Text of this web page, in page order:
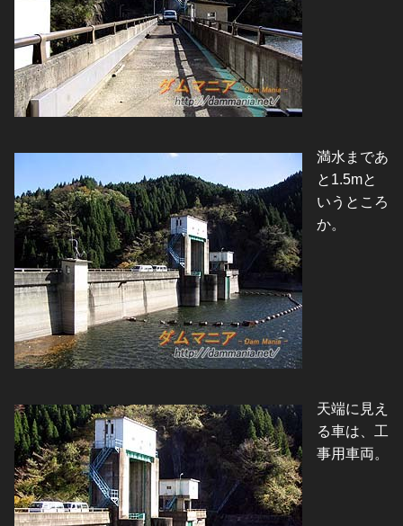
満水まであ
と1.5mと
いうところ
か。
天端に見え
る車は、工
事用車両。